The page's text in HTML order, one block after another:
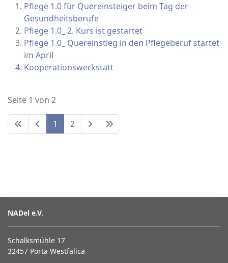
Pflege 1.0 für Quereinsteiger beim Tag der
Gesundheitsberufe
Pflege 1.0_ 2. Kurs ist gestartet
Pflege 1.0_ Quereinstieg in den Pflegeberuf startet
im April
Kooperationswerkstatt
Seite 1 von 2
1 2
NADel e.V.
Schalksmühle 17
32457 Porta Westfalica